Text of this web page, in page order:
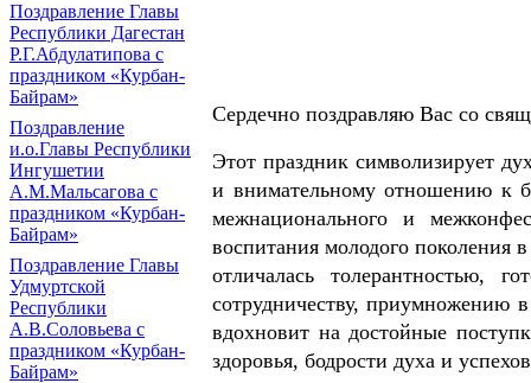
Поздравление Главы
Республики Дагестан
Р.Г.Абдулатипова с
праздником «Курбан-
Байрам»
Поздравление
и.о.Главы Республики
Ингушетии
А.М.Мальсагова с
праздником «Курбан-
Байрам»
Поздравление Главы
Удмуртской
Республики
А.В.Соловьева с
праздником «Курбан-
Байрам»
Сердечно поздравляю Вас со
Этот праздник символизирует
и внимательному отношению к
межнационального и
воспитания молодого поколения
отличалась толерантностью,
сотрудничеству, приумножению
вдохновит на достойные
здоровья, бодрости духа и